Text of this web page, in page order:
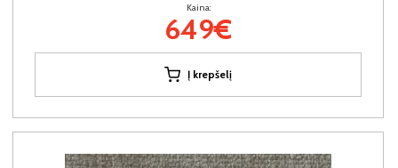
Kaina:
649€
Į krepšelį